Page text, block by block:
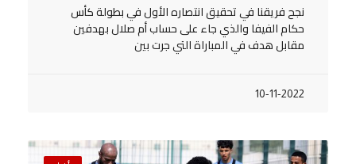
نجح فريقنا في تحقيق انتصاره الأول في بطولة كأس
حكام الفيفا والذي جاء على حساب أم صلال بهدفين
مقابل هدف في المباراة التي جرت بين
10-11-2022